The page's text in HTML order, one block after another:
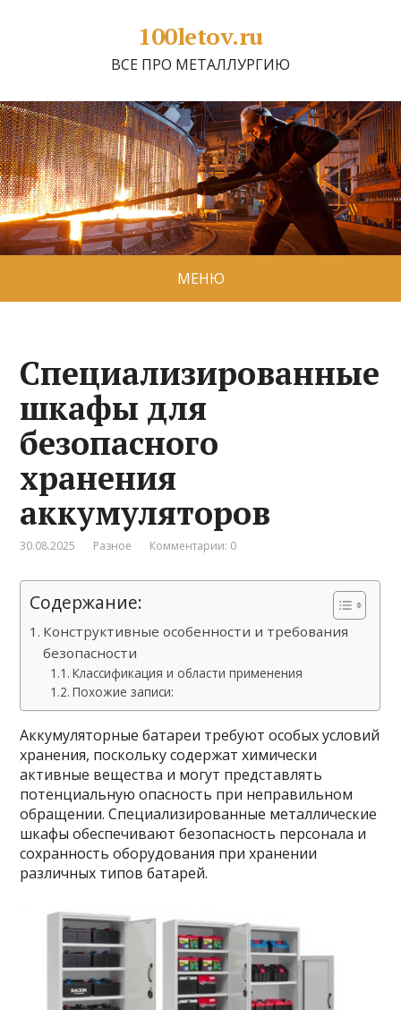
100letov.ru
ВСЕ ПРО МЕТАЛЛУРГИЮ
МЕНЮ
Специализированные
шкафы для
безопасного
хранения
аккумуляторов
30.08.2025 Разное Комментарии: 0
Содержание:
Конструктивные особенности и требования
безопасности
Классификация и области применения
Похожие записи:
Аккумуляторные батареи требуют особых условий
хранения, поскольку содержат химически
активные вещества и могут представлять
потенциальную опасность при неправильном
обращении. Специализированные металлические
шкафы обеспечивают безопасность персонала и
сохранность оборудования при хранении
различных типов батарей.